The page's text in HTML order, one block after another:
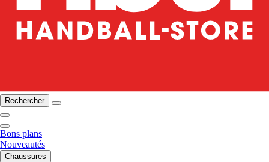
Rechercher
Bons plans
Nouveautés
Chaussures